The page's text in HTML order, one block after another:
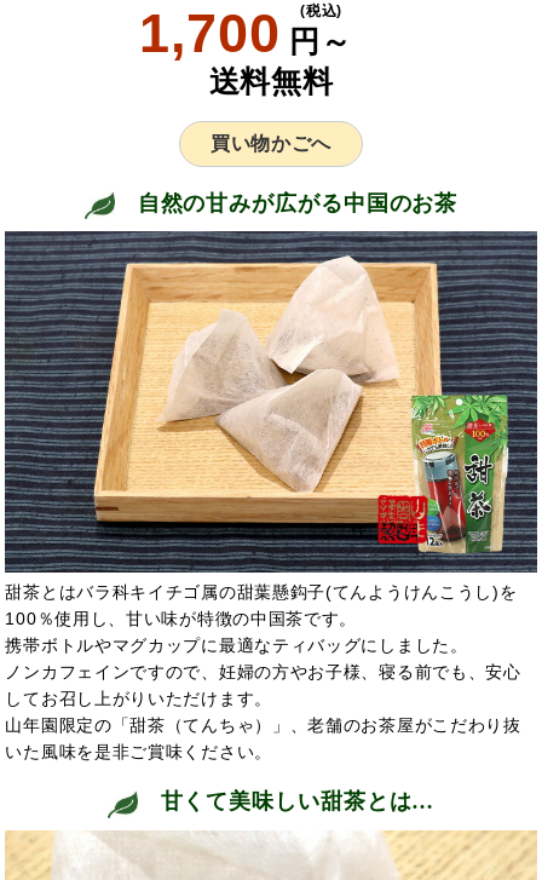
1,700 円～
(税込)
送料無料
買い物かごへ
自然の甘みが広がる中国のお茶
甜茶とはバラ科キイチゴ属の甜葉懸鈎子(てんようけんこうし)を
100％使用し、甘い味が特徴の中国茶です。
携帯ボトルやマグカップに最適なティバッグにしました。
ノンカフェインですので、妊婦の方やお子様、寝る前でも、安心
してお召し上がりいただけます。
山年園限定の「甜茶（てんちゃ）」、老舗のお茶屋がこだわり抜
いた風味を是非ご賞味ください。
甘くて美味しい甜茶とは…